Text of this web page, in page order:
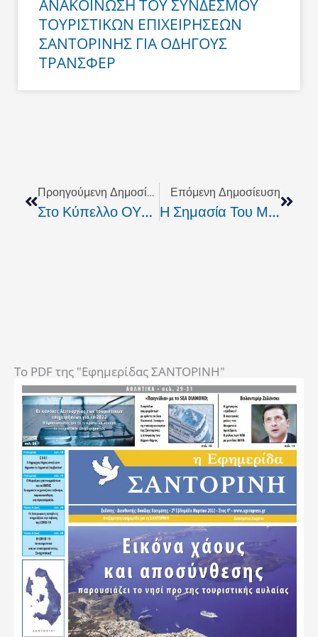
ΑΝΑΚΟΙΝΩΣΗ ΤΟΥ ΣΥΝΔΕΣΜΟΥ
ΤΟΥΡΙΣΤΙΚΩΝ ΕΠΙΧΕΙΡΗΣΕΩΝ
ΣΑΝΤΟΡΙΝΗΣ ΓΙΑ ΟΔΗΓΟΥΣ
ΤΡΑΝΣΦΕΡ
Προηγούμενη Δημοσίευση
Στο Κύπελλο ΟΥΕΦΑ Η Ελλάδα Με Τρείς Εκπροσώπους.
Επόμενη Δημοσίευση
Η Σημασία Του Μητρικού Θηλασμού
To PDF της "Εφημερίδας ΣΑΝΤΟΡΙΝΗ"